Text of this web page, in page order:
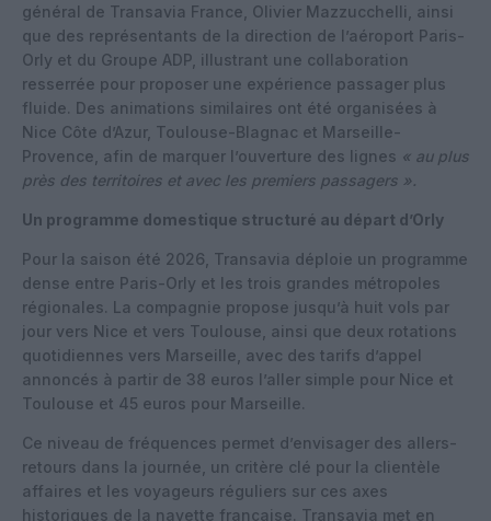
général de Transavia France, Olivier Mazzucchelli, ainsi
que des représentants de la direction de l’aéroport Paris-
Orly et du Groupe ADP, illustrant une collaboration
resserrée pour proposer une expérience passager plus
fluide. Des animations similaires ont été organisées à
Nice Côte d’Azur, Toulouse-Blagnac et Marseille-
Provence, afin de marquer l’ouverture des lignes « au plus
près des territoires et avec les premiers passagers ».
Un programme domestique structuré au départ d’Orly
Pour la saison été 2026, Transavia déploie un programme
dense entre Paris-Orly et les trois grandes métropoles
régionales. La compagnie propose jusqu’à huit vols par
jour vers Nice et vers Toulouse, ainsi que deux rotations
quotidiennes vers Marseille, avec des tarifs d’appel
annoncés à partir de 38 euros l’aller simple pour Nice et
Toulouse et 45 euros pour Marseille.
Ce niveau de fréquences permet d’envisager des allers-
retours dans la journée, un critère clé pour la clientèle
affaires et les voyageurs réguliers sur ces axes
historiques de la navette française. Transavia met en